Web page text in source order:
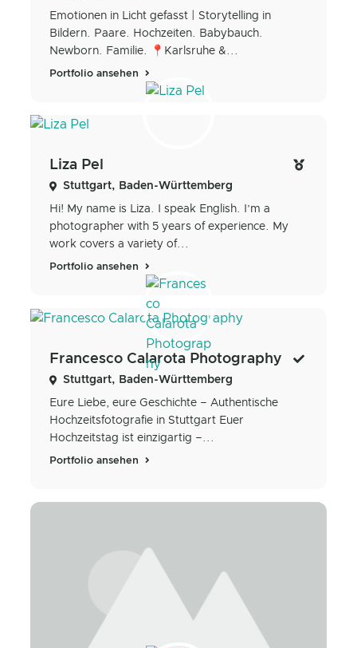
Emotionen in Licht gefasst | Storytelling in
Bildern. Paare. Hochzeiten. Babybauch.
Newborn. Familie. 📍Karlsruhe &...
Portfolio ansehen
Liza Pel
Stuttgart, Baden-Württemberg
Hi! My name is Liza. I speak English. I’m a
photographer with 5 years of experience. My
work covers a variety of...
Portfolio ansehen
Francesco Calarota Photography
Stuttgart, Baden-Württemberg
Eure Liebe, eure Geschichte – Authentische
Hochzeitsfotografie in Stuttgart Euer
Hochzeitstag ist einzigartig –...
Portfolio ansehen